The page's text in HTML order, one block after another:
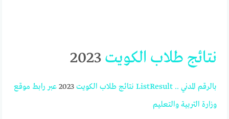
نتائج طلاب الكويت2023
بالرقم المدني ..
ListResult نتائج طلاب الكويت 2023 عبر رابط موقع
وزارة التربية والتعليم